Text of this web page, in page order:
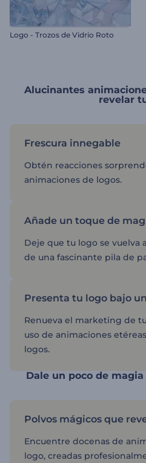
Logo - Trozos de Vidrio Roto
Alucinantes
revelar
Frescura innegable
Obtén reacciones
animaciones de logos.
Añade un toque de
Deje que tu logo se vuelva
de una fascinante pila de
Presenta tu logo bajo
Renueva el marketing de
uso de animaciones
logos.
Dale un poco de
Polvos mágicos que
Encuentre docenas de
logo, creadas